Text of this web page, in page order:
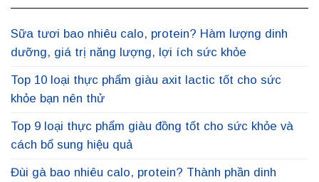
Sữa tươi bao nhiêu calo, protein? Hàm lượng dinh
dưỡng, giá trị năng lượng, lợi ích sức khỏe
Top 10 loại thực phẩm giàu axit lactic tốt cho sức
khỏe bạn nên thử
Top 9 loại thực phẩm giàu đồng tốt cho sức khỏe và
cách bổ sung hiệu quả
Đùi gà bao nhiêu calo, protein? Thành phần dinh